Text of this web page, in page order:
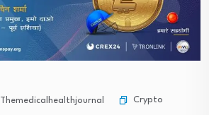
Themedicalhealthjournal
Crypto